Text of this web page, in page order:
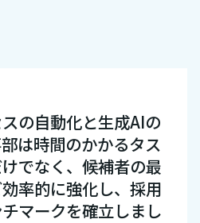
スの自動化と生成AIの
は時間のかかるタス
でなく、候補者の最
率的に強化し、採用
マークを確立しまし